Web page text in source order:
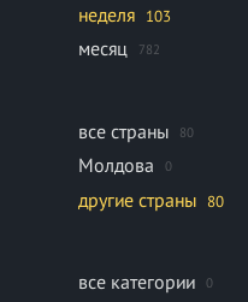
неделя 103
месяц 782
все страны 80
Молдова 0
другие страны 80
все категории 0